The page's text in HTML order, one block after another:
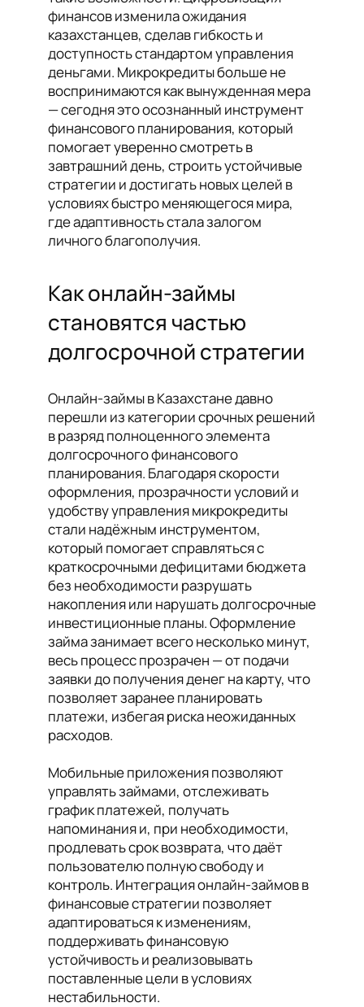
финансов изменила ожидания
казахстанцев, сделав гибкость и
доступность стандартом управления
деньгами. Микрокредиты больше не
воспринимаются как вынужденная мера
— сегодня это осознанный инструмент
финансового планирования, который
помогает уверенно смотреть в
завтрашний день, строить устойчивые
стратегии и достигать новых целей в
условиях быстро меняющегося мира,
где адаптивность стала залогом
личного благополучия.
Как онлайн-займы
становятся частью
долгосрочной стратегии
Онлайн-займы в Казахстане давно
перешли из категории срочных решений
в разряд полноценного элемента
долгосрочного финансового
планирования. Благодаря скорости
оформления, прозрачности условий и
удобству управления микрокредиты
стали надёжным инструментом,
который помогает справляться с
краткосрочными дефицитами бюджета
без необходимости разрушать
накопления или нарушать долгосрочные
инвестиционные планы. Оформление
займа занимает всего несколько минут,
весь процесс прозрачен — от подачи
заявки до получения денег на карту, что
позволяет заранее планировать
платежи, избегая риска неожиданных
расходов.
Мобильные приложения позволяют
управлять займами, отслеживать
график платежей, получать
напоминания и, при необходимости,
продлевать срок возврата, что даёт
пользователю полную свободу и
контроль. Интеграция онлайн-займов в
финансовые стратегии позволяет
адаптироваться к изменениям,
поддерживать финансовую
устойчивость и реализовывать
поставленные цели в условиях
нестабильности.